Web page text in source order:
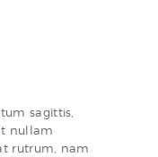
sagittis,
nullam
rutrum, nam